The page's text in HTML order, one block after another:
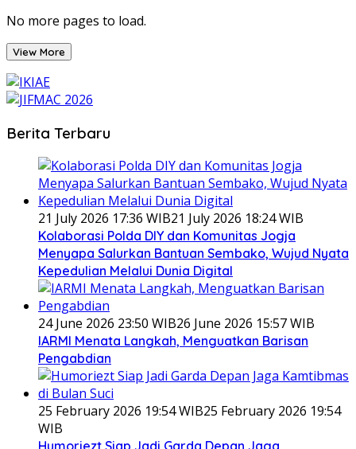
No more pages to load.
View More
Berita Terbaru
21 July 2026 17:36 WIB21 July 2026 18:24 WIB
Kolaborasi Polda DIY dan Komunitas Jogja
Menyapa Salurkan Bantuan Sembako, Wujud Nyata
Kepedulian Melalui Dunia Digital
24 June 2026 23:50 WIB26 June 2026 15:57 WIB
IARMI Menata Langkah, Menguatkan Barisan
Pengabdian
25 February 2026 19:54 WIB25 February 2026 19:54
WIB